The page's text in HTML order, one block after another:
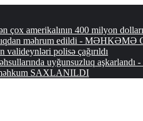
çox amerikalının 400 milyon
məhrum edildi -
valideynləri polisə çağırıldı
uyğunsuzluq aşkarlandı
SAXLANILDI